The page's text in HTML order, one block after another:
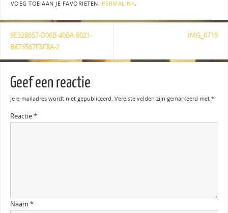
VOEG TOE AAN JE FAVORIETEN: PERMALINK.
9E328657-D06B-40BA-8021-
B873587F8F8A-2
IMG_0719
Geef een reactie
Je e-mailadres wordt niet gepubliceerd. Vereiste velden zijn gemarkeerd met *
Reactie*
Naam *